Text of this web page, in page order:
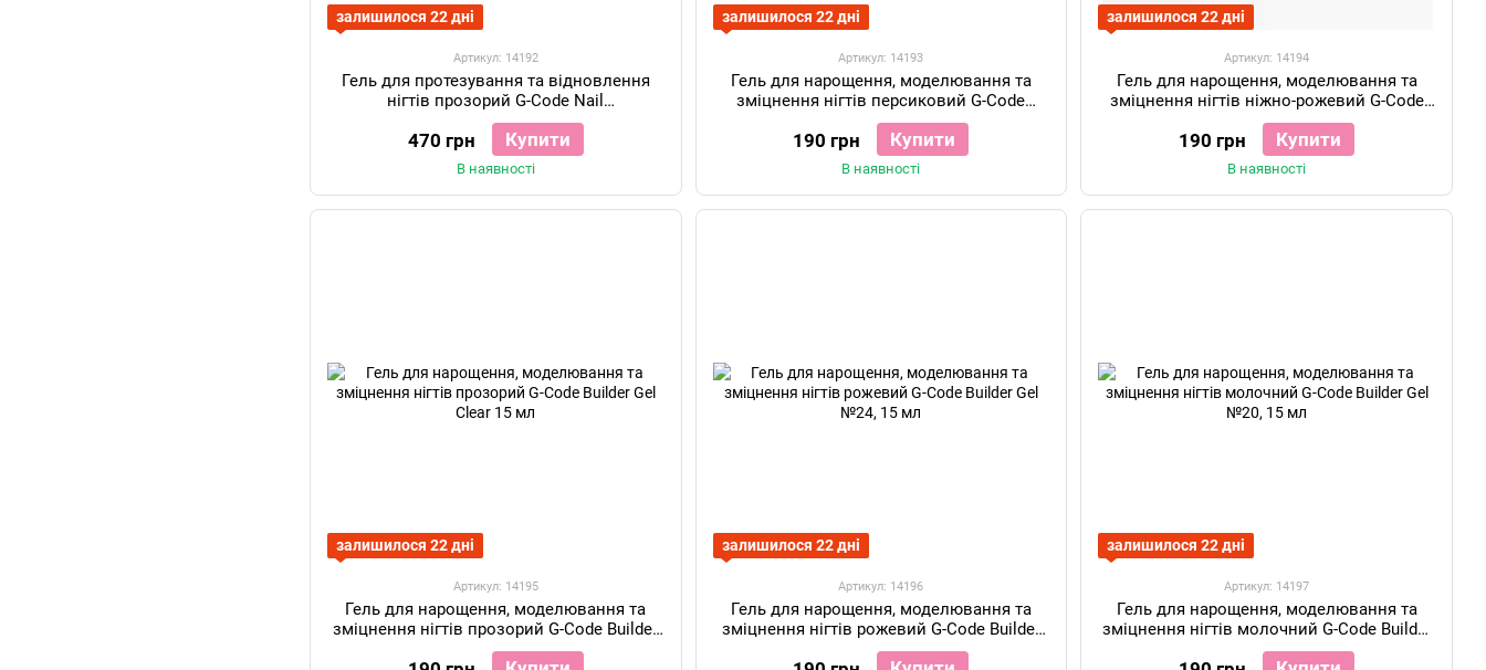
залишилося 22 дні
Артикул: 14192
Гель для протезування та відновлення
нігтів прозорий G-Code Nail
Boost+octopirox Gel №05, 20 мл
470 грн Купити
В наявності
залишилося 22 дні
Артикул: 14193
Гель для нарощення, моделювання та
зміцнення нігтів персиковий G-Code
Builder Gel №51, 15 мл
190 грн Купити
В наявності
залишилося 22 дні
Артикул: 14194
Гель для нарощення, моделювання та
зміцнення нігтів ніжно-рожевий G-Code
Builder Gel №22, 15 мл
190 грн Купити
В наявності
залишилося 22 дні
Артикул: 14195
Гель для нарощення, моделювання та
зміцнення нігтів прозорий G-Code Builder
Gel Clear 15 мл
залишилося 22 дні
Артикул: 14196
Гель для нарощення, моделювання та
зміцнення нігтів рожевий G-Code Builder
Gel №24, 15 мл
залишилося 22 дні
Артикул: 14197
Гель для нарощення, моделювання та
зміцнення нігтів молочний G-Code Builder
Gel №20, 15 мл